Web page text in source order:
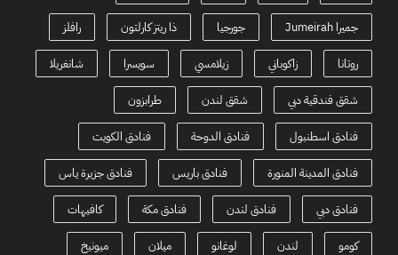
جميرا Jumeirah جورجيا ذا ريتز كارلتون رافلز
روتانا زاكوباني زيلامسي سويسرا شانغريلا
شقق فندقية دبي شقق لندن طرابزون
فنادق اسطنبول فنادق الدوحة فنادق الكويت
فنادق المدينة المنورة فنادق باريس فنادق جزيرة ياس
فنادق دبي فنادق لندن فنادق مكة كافيهات
كومو لندن لوغانو ميلان ميونيخ